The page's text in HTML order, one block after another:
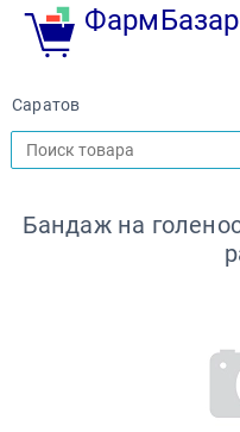
Саратов
Бандаж на